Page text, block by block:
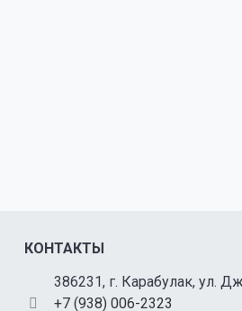
КОНТАКТЫ
386231, г. Карабулак, ул.
+7 (938) 006-2323